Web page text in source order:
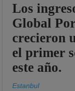
Los
Global
crecieron
el primer
este año.
Estanbul